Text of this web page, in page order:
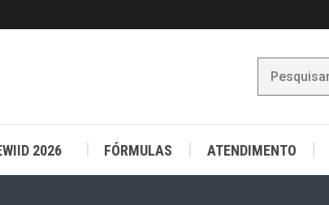
2026 FÓRMULAS ATENDIMENTO
2026 FÓRMULAS ATENDIMENTO